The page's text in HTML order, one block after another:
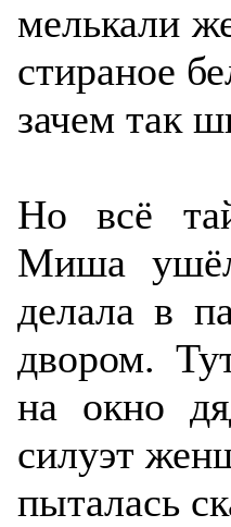
мелькали
стираное
зачем так
Но всё
Миша
делала в
двором.
на окно
силуэт
пыталась